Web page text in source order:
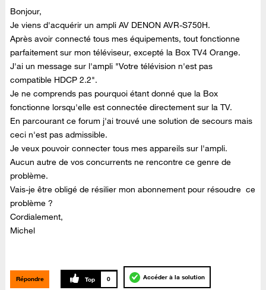
Bonjour,
Je viens d'acquérir un ampli AV DENON AVR-S750H.
Après avoir connecté tous mes équipements, tout fonctionne
parfaitement sur mon téléviseur, excepté la Box TV4 Orange.
J'ai un message sur l'ampli "Votre télévision n'est pas
compatible HDCP 2.2".
Je ne comprends pas pourquoi étant donné que la Box
fonctionne lorsqu'elle est connectée directement sur la TV.
En parcourant ce forum j'ai trouvé une solution de secours mais
ceci n'est pas admissible.
Je veux pouvoir connecter tous mes appareils sur l'ampli.
Aucun autre de vos concurrents ne rencontre ce genre de
problème.
Vais-je être obligé de résilier mon abonnement pour résoudre ce
problème ?
Cordialement,
Michel
Répondre 0 Accéder à la solution